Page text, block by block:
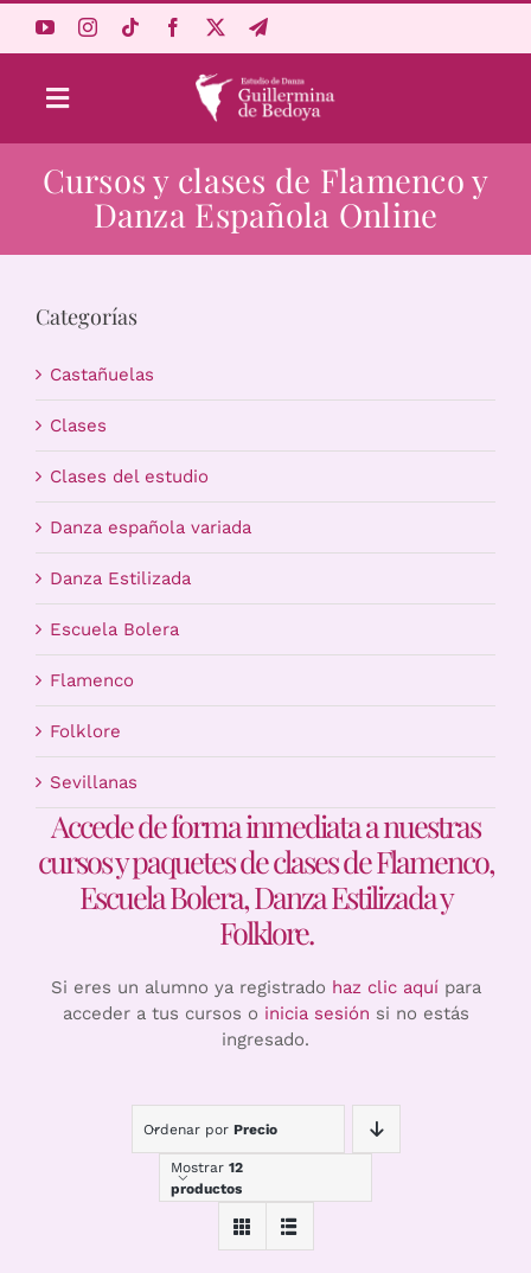
Toggle
Navigation
Aprende Online
Estudio
Carrito
Cursos y clases de Flamenco y
Danza Española Online
Categorías
Castañuelas
Clases
Clases del estudio
Danza española variada
Danza Estilizada
Escuela Bolera
Flamenco
Folklore
Sevillanas
Accede de forma inmediata a nuestras
cursos y paquetes de clases de Flamenco,
Escuela Bolera, Danza Estilizada y
Folklore.
Si eres un alumno ya registrado haz clic aquípara
acceder a tus cursos o inicia sesión si no estás
ingresado.
Ordenar por Precio
Mostrar 12
productos